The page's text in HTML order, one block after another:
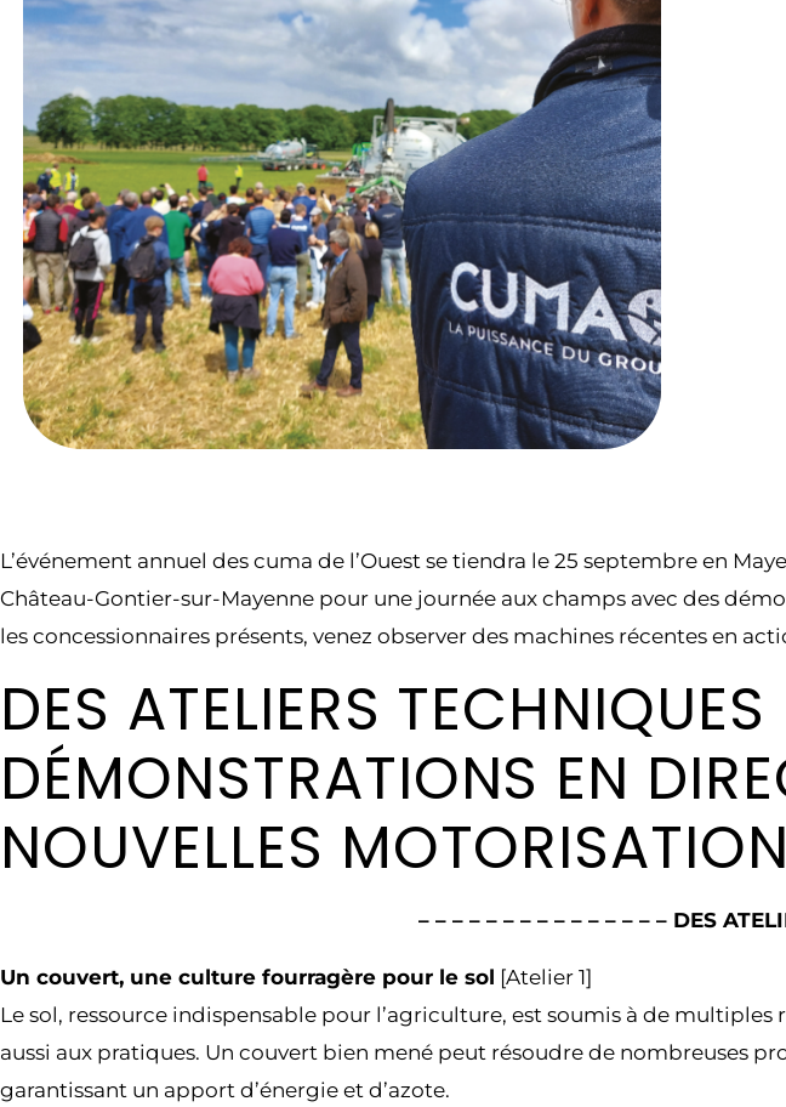
L’événement annuel des cuma de l’Ouest se tiendra le 25 septembre en
Château-Gontier-sur-Mayenne pour une journée aux champs avec des
les concessionnaires présents, venez observer des machines récentes en
DES ATELIERS
DÉMONSTRATIONS EN
NOUVELLES
– – – – – – – – – – – – – – – DES
Un couvert, une culture fourragère pour le sol [Atelier 1]
Le sol, ressource indispensable pour l’agriculture, est soumis à de
aussi aux pratiques. Un couvert bien mené peut résoudre de nombreuses
garantissant un apport d’énergie et d’azote.